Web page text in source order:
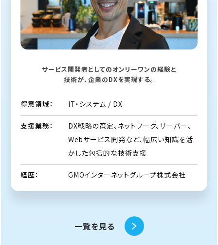
サービス開発者としてのオンリーワンの経験と
技術が、企業のDXを実現する。
得意領域： IT・システム / DX
支援業務：
DX戦略の策定、ネットワーク、サーバー、
Webサービス開発など、幅広い知識を活
かした包括的な技術支援
経歴： GMOインターネットグループ株式会社
一覧を見る